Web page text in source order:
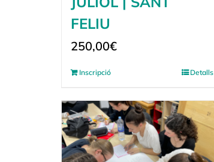
FELIU
250,00€
Inscripció Detalls